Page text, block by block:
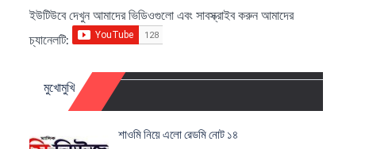
ইউটিউবে দেখুন আমাদের ভিডিওগুলো এবং সাবস্ক্রাইব করুন আমাদের
চ্যানেলটি:
মুখোমুখি
শাওমি নিয়ে এলো রেডমি নোট ১৪